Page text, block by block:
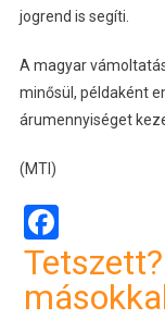
jogrend is segíti.
A magyar
minősül, példaként
árumennyiséget
(MTI)